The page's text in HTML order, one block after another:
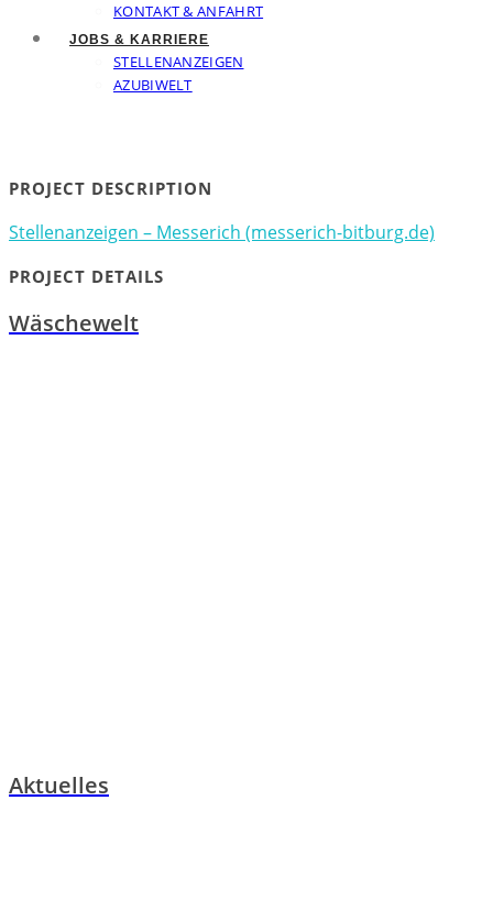
KONTAKT & ANFAHRT
JOBS & KARRIERE
STELLENANZEIGEN
AZUBIWELT
PROJECT DESCRIPTION
Stellenanzeigen – Messerich (messerich-bitburg.de)
PROJECT DETAILS
Wäschewelt
Aktuelles